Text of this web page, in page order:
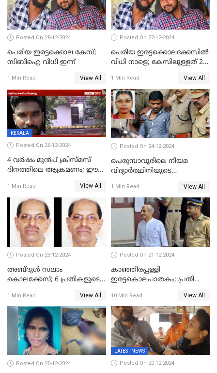
Posted On 28-12-2024
പെരിയ ഇരട്ടക്കൊല കേസ്;
സിബിഐ വിധി ഇന്ന്
1 Min Read View All
Posted On 27-12-2024
പെരിയ ഇരട്ടക്കൊലക്കേസില്‍
വിധി നാളെ; കേസിലുള്ളത് 24
1 Min Read View All
KERALA
Posted On 26-12-2024
4 വർഷം മുൻപ് ക്രിസ്മസ്
ദിനത്തിലെ ആക്രമണം; ഈ
ചോദിക്കാനെത്തി, 2 പേർ
കുത്തേറ്റു മരിച്ചു
1 Min Read View All
Posted On 24-12-2024
പെരുമ്പാവൂരിലെ നിയമ
വിദ്യാര്‍ത്ഥിനിയുടെ
അമീറുള്‍ ഇസ്ലാമിന്റെ
മനോനിലയില്‍ കുഴപ്പമില്ലെന്ന്
റിപ്പോര്‍ട്ട്
1 Min Read View All
Posted On 23-12-2024
അബ്ദുള്‍ സലാം
കൊലക്കേസ്‌; 6 പ്രതികളുടെ
1 Min Read View All
Posted On 21-12-2024
കാഞ്ഞിരപ്പള്ളി
ഇരട്ടകൊലപാതകം; പ്രതി
ജീവപര്യന്തം
10 Min Read View All
Posted On 20-12-2024
LATEST NEWS
Posted On 20-12-2024